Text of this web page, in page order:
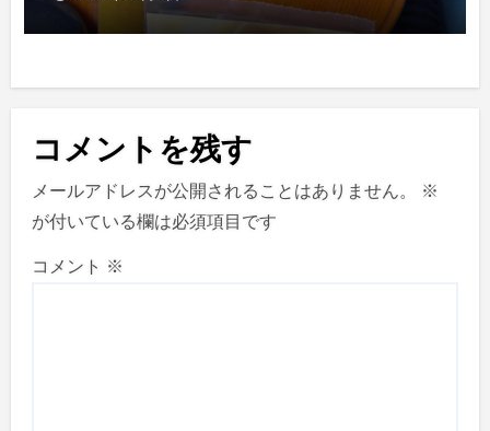
コメントを残す
メールアドレスが公開されることはありません。
※
が付いている欄は必須項目です
コメント ※